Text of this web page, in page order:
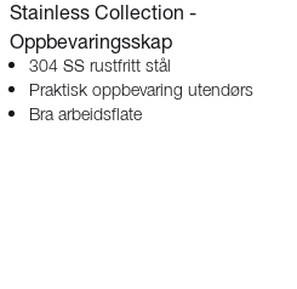
Stainless Collection -
Oppbevaringsskap
304 SS rustfritt stål
Praktisk oppbevaring utendørs
Bra arbeidsflate